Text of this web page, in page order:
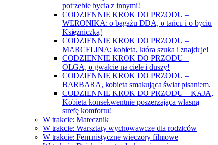
potrzebie bycia z innymi!
CODZIENNIE KROK DO PRZODU –
WERONIKA: o bagażu DDA, o tańcu i o byciu
Księżniczką!
CODZIENNIE KROK DO PRZODU –
MARCELINA: kobieta, która szuka i znajduje!
CODZIENNIE KROK DO PRZODU –
OLGA, o gwałcie na ciele i duszy!
CODZIENNIE KROK DO PRZODU –
BARBARA, kobieta smakująca świat pisaniem.
CODZIENNIE KROK DO PRZODU – KAJA,
Kobieta konsekwentnie poszerzająca własną
strefę komfortu!
W trakcie: Matecznik
W trakcie: Warsztaty wychowawcze dla rodziców
W trakcie: Feministyczne wieczory filmowe